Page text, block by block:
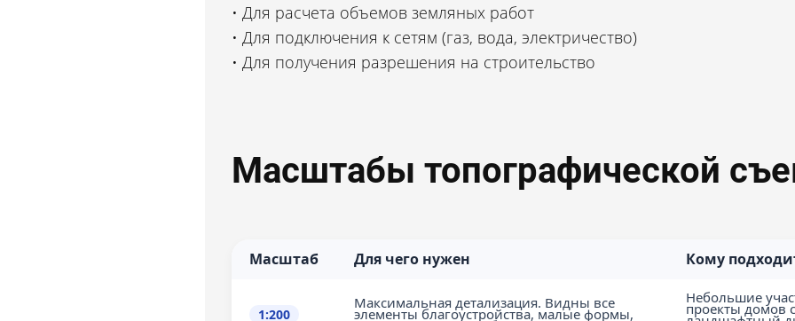
Фиксированная стоимость
Для расчета объемов земляных работ
Для подключения к сетям (газ, вода, электричество)
Для получения разрешения на строительство
Масштабы топографической
Масштаб Для чего нужен Кому
1:200
Максимальная детализация. Видны все
элементы благоустройства, малые формы,
Небольшие
проекты домов